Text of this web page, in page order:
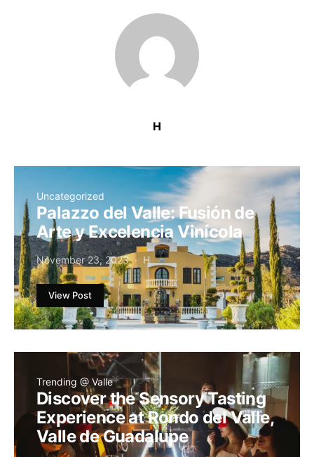
H
Uncategorized
Palazzo del Valle: Fusión de
Arte y Excelencia Vinícola
November 23, 2023 H
View Post
Trending @ Valle
Discover the Sensory Tasting
Experience at Rondo del Valle,
Valle de Guadalupe